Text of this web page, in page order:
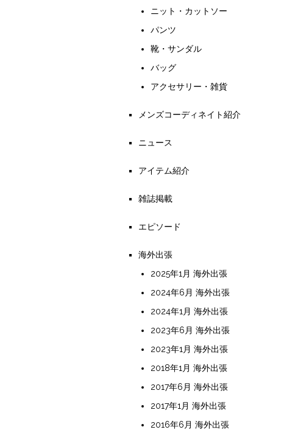
ニット・カットソー
パンツ
靴・サンダル
バッグ
アクセサリー・雑貨
メンズコーディネイト紹介
ニュース
アイテム紹介
雑誌掲載
エピソード
海外出張
2025年1月 海外出張
2024年6月 海外出張
2024年1月 海外出張
2023年6月 海外出張
2023年1月 海外出張
2018年1月 海外出張
2017年6月 海外出張
2017年1月 海外出張
2016年6月 海外出張